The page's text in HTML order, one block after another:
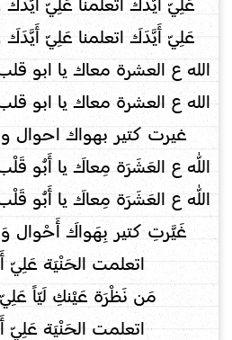
عَلِيّ أَيَّدَكَ اتعلمنا عَلِيّ أَيَّدَكَ
عَلِيّ أَيَّدَكَ اتعلمنا عَلِيّ أَيَّدَكَ
الله ع العشرة معاك يا ابو
الله ع العشرة معاك يا ابو
غيرت كتير بهواك احوال
اللّٰه ع العَشَرَة مِعاكَ يا أَبُو
اللّٰه ع العَشَرَة مِعاكَ يا أَبُو
غَيَّرتِ كتير بِهَواكَ أَحْوال
اتعلمت الحَنْيَة عَلِيّ
مَن نَظْرَة عَيْنكِ لَيّاً
اتعلمت الحَنْيَة عَلِيّ